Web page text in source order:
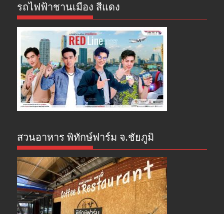
รถไฟฟ้าชานเมือง สีแดง
สวนอาหาร พิทักษ์ฟาร์ม จ.ชัยภูมิ